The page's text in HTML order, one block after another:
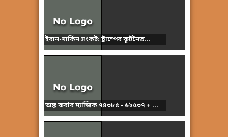
ইরান-মার্কিন সংকট: ট্রাম্পের কূটনৈত...
অঙ্ক করার ম্যাজিক ৭৪৩৮৫ - ৬২৫৩৭ + ...